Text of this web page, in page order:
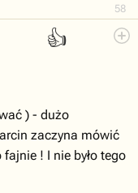
58
👍
) - dużo
zaczyna mówić
! I nie było tego